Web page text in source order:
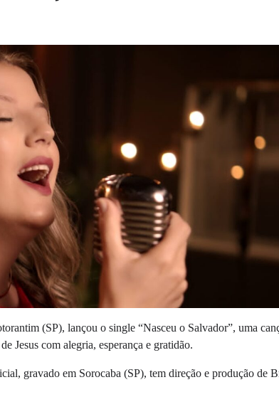
(SP), lançou o single “Nasceu o Salvador”, uma
Jesus com alegria, esperança e gratidão.
gravado em Sorocaba (SP), tem direção e produção de